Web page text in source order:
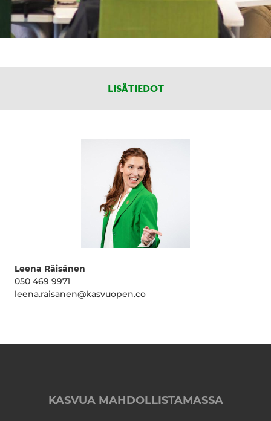
LISÄTIEDOT
Leena Räisänen
050 469 9971
leena.raisanen@kasvuopen.co
KASVUA MAHDOLLISTAMASSA